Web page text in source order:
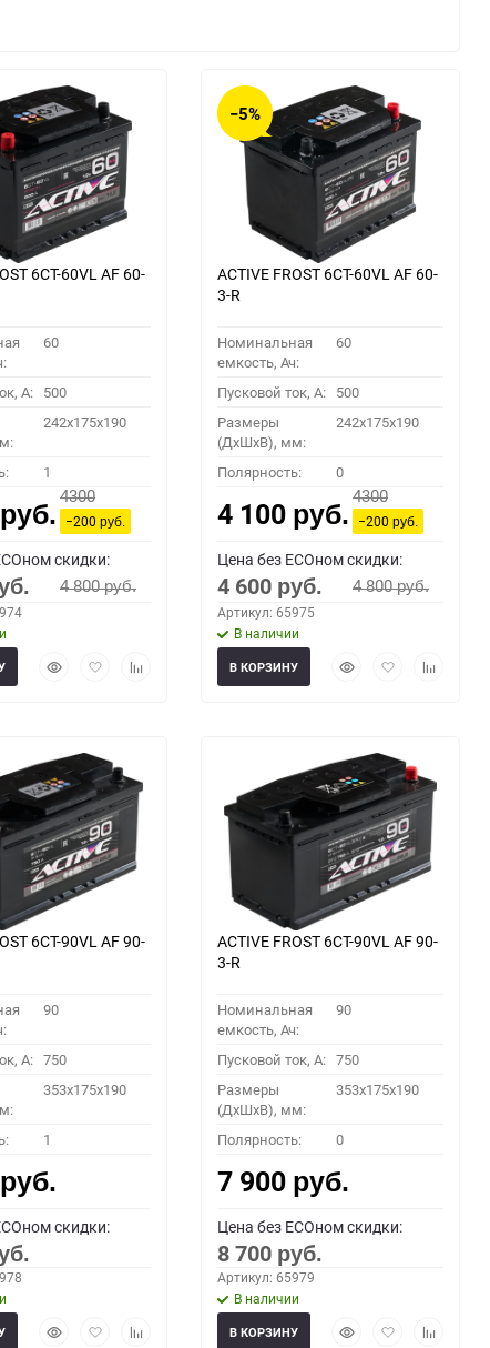
6СТ-60VL АF 60-
60
A: 500
242x175x190
1
руб.
4300
−200руб.
скидки:
4 800руб.
БыстрыйДобавитьДобавить
−5%
ACTIVE FROST 6СТ-60VL АF 60-
3-R
Номинальная
емкость, Ач:
60
Пусковой ток, A: 500
Размеры
(ДхШхВ), мм:
242x175x190
Полярность: 0
4 100 руб.
4300
−200руб.
Цена без ECOном скидки:
4 600 руб. 4 800руб.
Артикул: 65975
В наличии
БыстрыйДобавитьДобавить
В КОРЗИНУ
6СТ-90VL АF 90-
90
A: 750
353x175x190
1
руб.
скидки:
БыстрыйДобавитьДобавить
ACTIVE FROST 6СТ-90VL АF 90-
3-R
Номинальная
емкость, Ач:
90
Пусковой ток, A: 750
Размеры
(ДхШхВ), мм:
353x175x190
Полярность: 0
7 900 руб.
Цена без ECOном скидки:
8 700 руб.
Артикул: 65979
В наличии
БыстрыйДобавитьДобавить
В КОРЗИНУ